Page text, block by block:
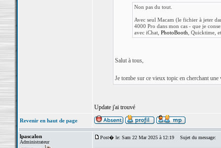
Non pas du tout.
Avec seul Macam (le fichier à jeter
4000 Pro dans mon cas - que je
avec iChat, PhotoBooth , Quicktime,
Salut à tous,
Je tombe sur ce vieux topic en cherchant
Update j'ai trouvé
Revenir en haut de page
lpascalon
Administrateur
Post� le: Sam 22 Mar 2025 à 12:19 Sujet du message: